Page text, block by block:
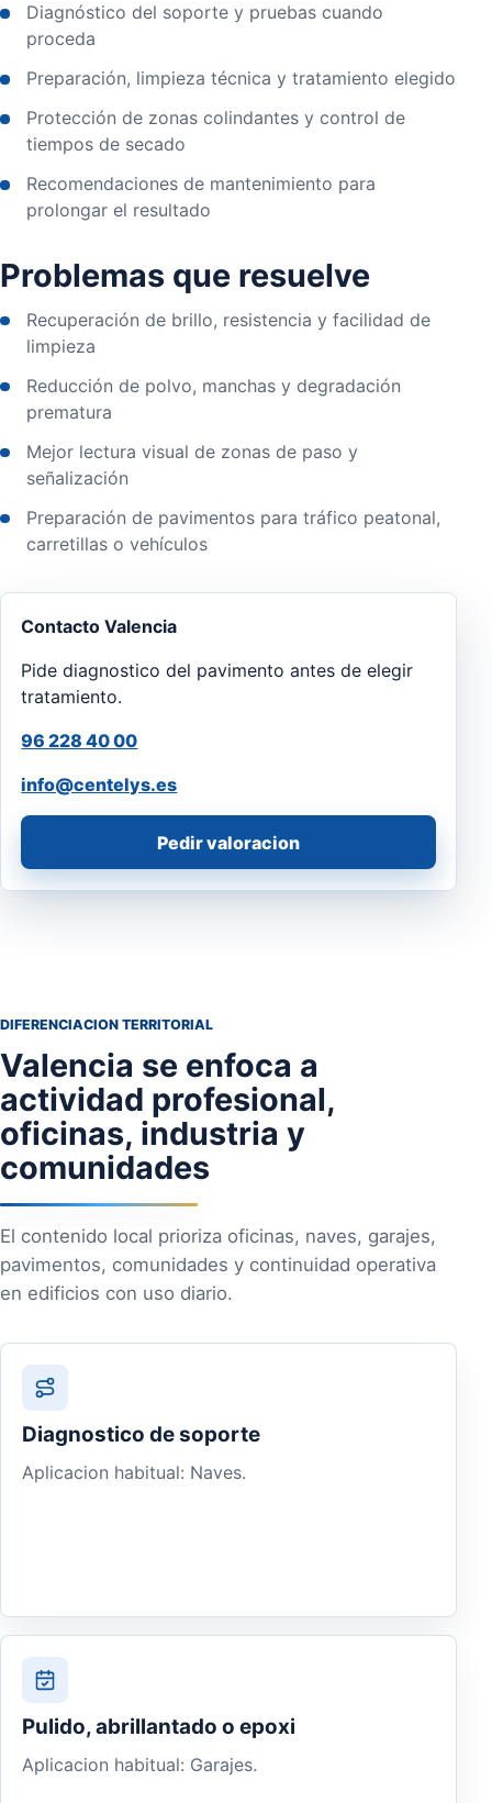
Diagnóstico del soporte y pruebas cuando
proceda
Preparación, limpieza técnica y tratamiento elegido
Protección de zonas colindantes y control de
tiempos de secado
Recomendaciones de mantenimiento para
prolongar el resultado
Problemas que resuelve
Recuperación de brillo, resistencia y facilidad de
limpieza
Reducción de polvo, manchas y degradación
prematura
Mejor lectura visual de zonas de paso y
señalización
Preparación de pavimentos para tráfico peatonal,
carretillas o vehículos
Contacto Valencia
Pide diagnostico del pavimento antes de elegir
tratamiento.
96 228 40 00
info@centelys.es
Pedir valoracion
DIFERENCIACION TERRITORIAL
Valencia se enfoca a
actividad profesional,
oficinas, industria y
comunidades
El contenido local prioriza oficinas, naves, garajes,
pavimentos, comunidades y continuidad operativa
en edificios con uso diario.
Diagnostico de soporte
Aplicacion habitual: Naves.
Pulido, abrillantado o epoxi
Aplicacion habitual: Garajes.